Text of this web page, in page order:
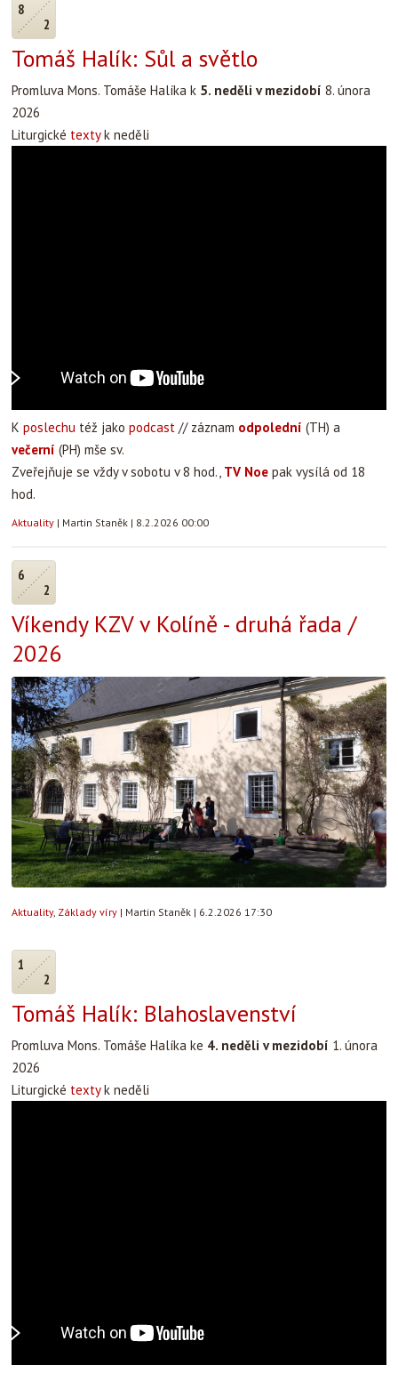
8
2
Tomáš Halík: Sůl a světlo
Promluva Mons. Tomáše Halíka k 5. neděli v mezidobí 8. února
2026
Liturgické textyk neděli
K poslechu též jako podcast // záznam odpolední (TH) a
večerní (PH) mše sv.
Zveřejňuje se vždy v sobotu v 8 hod., TV Noe pak vysílá od 18
hod.
Aktuality | Martin Staněk | 8.2.2026 00:00
6
2
Víkendy KZV v Kolíně - druhá řada /
2026
Aktuality, Základy víry | Martin Staněk | 6.2.2026 17:30
1
2
Tomáš Halík: Blahoslavenství
Promluva Mons. Tomáše Halíka ke 4. neděli v mezidobí 1. února
2026
Liturgické textyk neděli